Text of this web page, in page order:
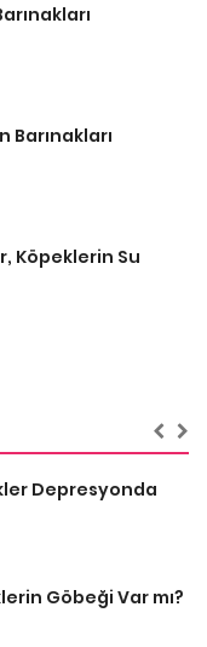
Barınakları
Köpeklerin Su
Depresyonda
Göbeği Var mı?